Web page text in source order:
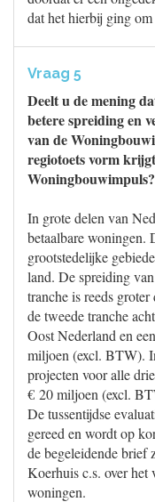
dat het hierbij ging
Vraag 5
Deelt u de mening
betere spreiding en
van de
regiotoets vorm
In grote delen van
betaalbare woningen.
grootstedelijke
land. De spreiding
tranche is reeds
de tweede tranche
Oost Nederland en
miljoen (excl. BTW).
projecten voor alle
€ 20 miljoen (excl.
De tussentijdse
gereed en wordt op
de begeleidende brief
Koerhuis c.s. over het
woningen.